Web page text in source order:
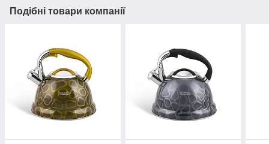
Подібні товари компанії